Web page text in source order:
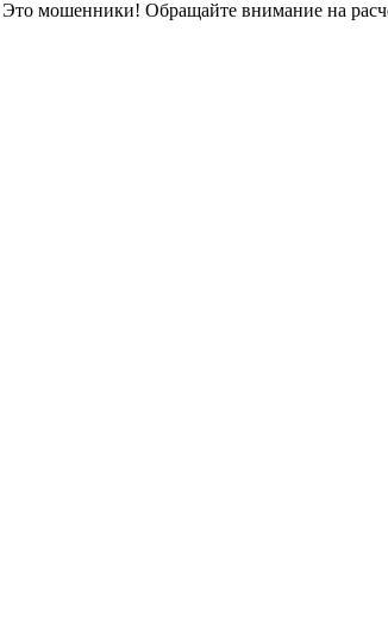
мошенники! Обращайте внимание на